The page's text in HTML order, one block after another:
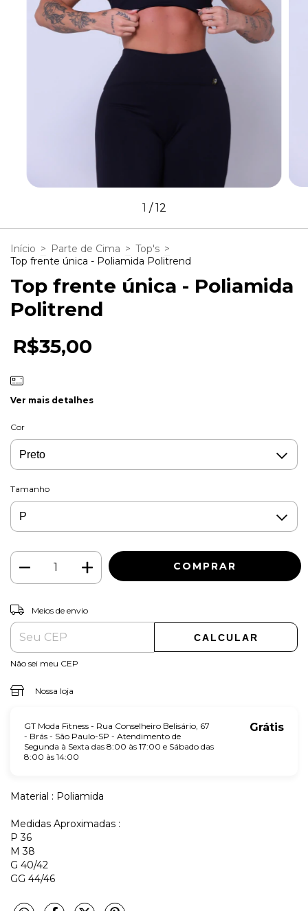
1 /12
Início > Parte de Cima > Top's >
Top frente única - Poliamida Politrend
Top frente única - Poliamida
Politrend
R$35,00
Ver mais detalhes
Cor
Tamanho
Entregas para o CEP:
Meios de envio
CALCULAR
Não sei meu CEP
Nossa loja
GT Moda Fitness - Rua Conselheiro Belisário, 67
- Brás - São Paulo-SP - Atendimento de
Segunda à Sexta das 8:00 às 17:00 e Sábado das
8:00 às 14:00
Grátis
Material : Poliamida
Medidas Aproximadas :
P 36
M 38
G 40/42
GG 44/46